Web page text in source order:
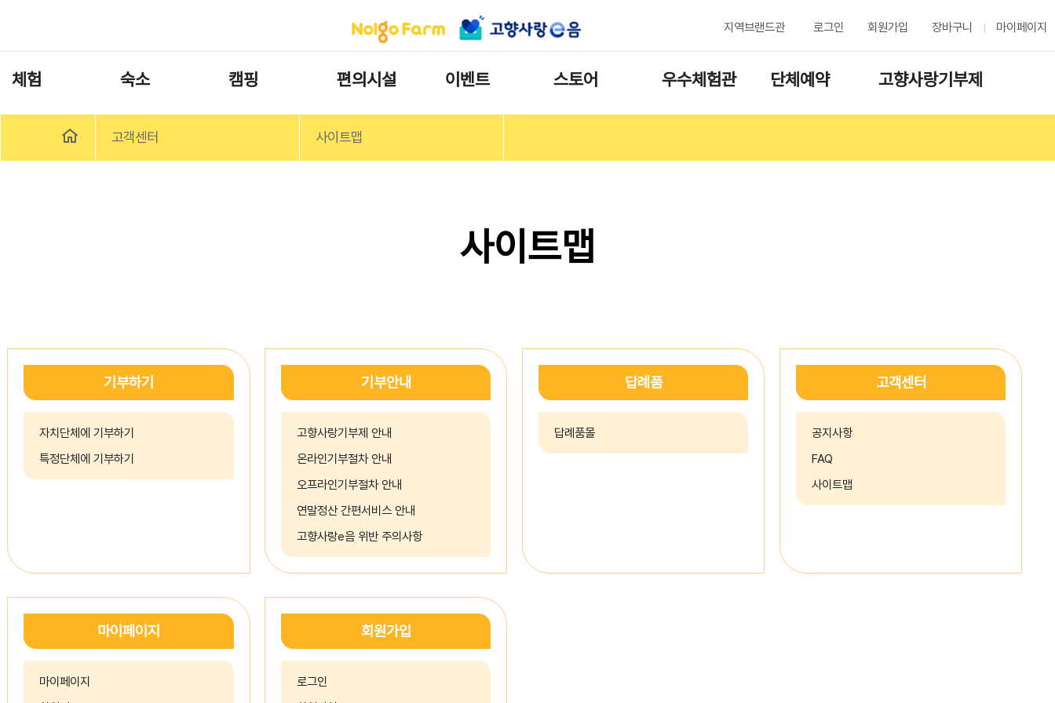
지역브랜드관 로그인 회원가입 장바구니 마이페이지
체험 숙소 캠핑 편의시설 이벤트 스토어 우수체험관 단체예약 고향사랑기부제
고객센터 사이트맵
사이트맵
기부하기
자치단체에 기부하기
특정단체에 기부하기
기부안내
고향사랑기부제 안내
온라인기부절차 안내
오프라인기부절차 안내
연말정산 간편서비스 안내
고향사랑e음 위반 주의사항
답례품
답례품몰
고객센터
공지사항
FAQ
사이트맵
마이페이지
마이페이지
회원가입
로그인